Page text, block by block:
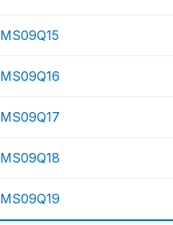
MS09Q15
MS09Q16
MS09Q17
MS09Q18
MS09Q19